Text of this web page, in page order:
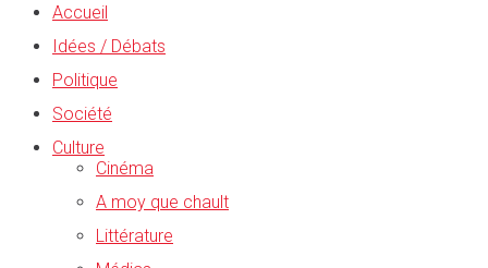
Accueil
Idées / Débats
Politique
Société
Culture
Cinéma
A moy que chault
Littérature